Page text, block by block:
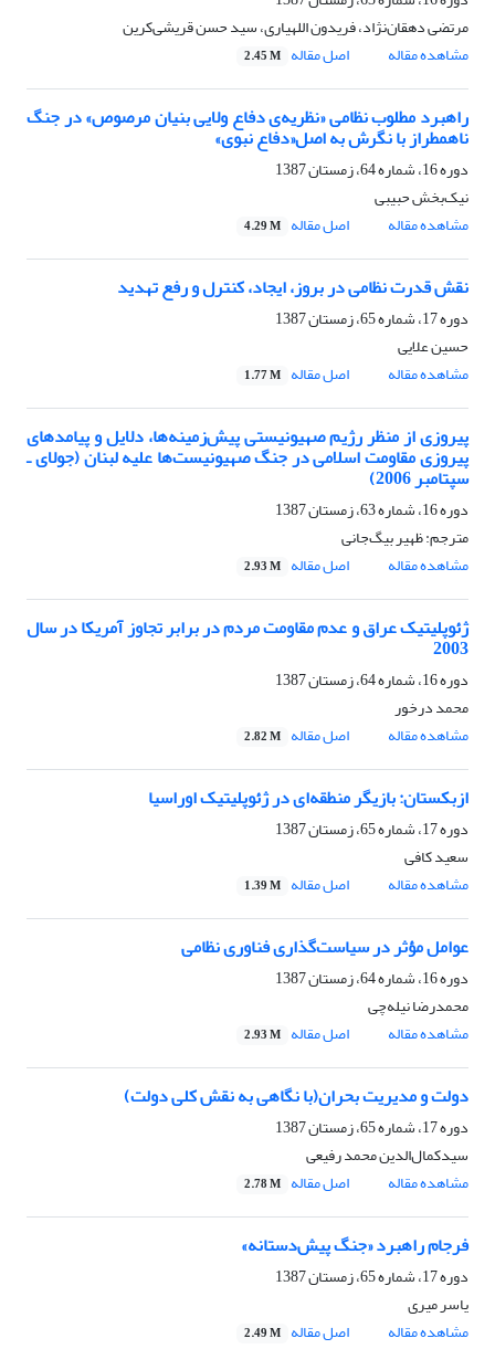
مرتضی دهقان‌نژاد، فریدون اللهیاری، سید حسن قریشی‌کرین
مشاهده مقاله
اصل مقاله 2.45 M
راهبرد مطلوب نظامی «نظریه‌ی دفاع ولایی بنیان مرصوص» در جنگ
ناهمطراز با نگرش به اصل«دفاع نبوی»
دوره 16، شماره 64، زمستان 1387
نیک‌بخش حبیبی
مشاهده مقاله
اصل مقاله 4.29 M
نقش قدرت نظامی در بروز، ایجاد، کنترل و رفع تهدید
دوره 17، شماره 65، زمستان 1387
حسین علایی
مشاهده مقاله
اصل مقاله 1.77 M
پیروزی از منظر رژیم صهیونیستی پیش‌زمینه‌ها، دلایل و پیامدهای
پیروزی مقاومت اسلامی در جنگ صهیونیست‌ها علیه لبنان (جولای ـ
سپتامبر 2006)
دوره 16، شماره 63، زمستان 1387
مترجم: ظهیر بیگ‌جانی
مشاهده مقاله
اصل مقاله 2.93 M
ژئوپلیتیک عراق و عدم مقاومت مردم در برابر تجاوز آمریکا در سال
2003
دوره 16، شماره 64، زمستان 1387
محمد درخور
مشاهده مقاله
اصل مقاله 2.82 M
ازبکستان: بازیگر منطقه‌ای در ژئوپلیتیک اوراسیا
دوره 17، شماره 65، زمستان 1387
سعید کافی
مشاهده مقاله
اصل مقاله 1.39 M
عوامل مؤثر در سیاست‌گذاری فناوری نظامی
دوره 16، شماره 64، زمستان 1387
محمدرضا نیله‌چی
مشاهده مقاله
اصل مقاله 2.93 M
دولت و مدیریت بحران(با نگاهی به نقش کلی دولت)
دوره 17، شماره 65، زمستان 1387
سیدکمال‌الدین‏ محمد رفیعی
مشاهده مقاله
اصل مقاله 2.78 M
فرجام راهبرد «جنگ پیش‌دستانه»
دوره 17، شماره 65، زمستان 1387
یاسر میری
مشاهده مقاله
اصل مقاله 2.49 M